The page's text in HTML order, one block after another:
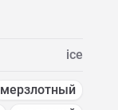
ice
мерзлотный